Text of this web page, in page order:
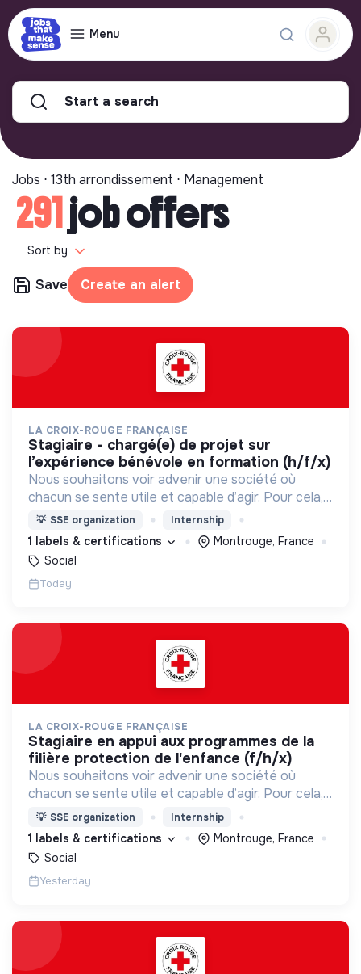
Menu
Start a search
Jobs ⋅ 13th arrondissement ⋅ Management
291job offers
Sort by
Save Create an alert
LA CROIX-ROUGE FRANÇAISE
stagiaire - chargé(e) de projet sur
l’expérience bénévole en formation (h/f/x)
Nous souhaitons voir advenir une société où
chacun se sente utile et capable d’agir. Pour cela,
nous proposons des moyens et des lieux
d’engagement innovants et adaptés à tous.
💡 SSE organization Internship
1 labels & certifications
Montrouge, France
Social
Today
LA CROIX-ROUGE FRANÇAISE
stagiaire en appui aux programmes de la
filière protection de l'enfance (f/h/x)
Nous souhaitons voir advenir une société où
chacun se sente utile et capable d’agir. Pour cela,
nous proposons des moyens et des lieux
d’engagement innovants et adaptés à tous.
💡 SSE organization Internship
1 labels & certifications
Montrouge, France
Social
Yesterday